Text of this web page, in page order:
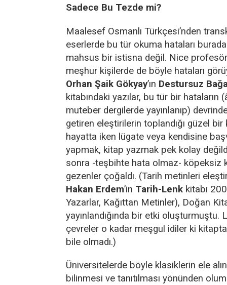
Sadece Bu Tezde mi?
Maalesef Osmanlı Türkçesi’nden
eserlerde bu tür okuma hataları
mahsus bir istisna değil. Nice
meşhur kişilerde de böyle hataları
Orhan Şaik Gökyay’ın Destursuz
kitabındaki yazılar, bu tür bir hataların
muteber dergilerde yayınlanıp)
getiren eleştirilerin toplandığı güzel bir
hayatta iken lügate veya kendisine
yapmak, kitap yazmak pek kolay
sonra -teşbihte hata olmaz- köpeksiz
gezenler çoğaldı. (Tarih metinleri
Hakan Erdem’in Tarih-Lenk kitabı
Yazarlar, Kağıttan Metinler), Doğan
yayınlandığında bir etki oluşturmuştu.
çevreler o kadar meşgul idiler ki
bile olmadı.)
Üniversitelerde böyle klasiklerin ele
bilinmesi ve tanıtılması yönünden